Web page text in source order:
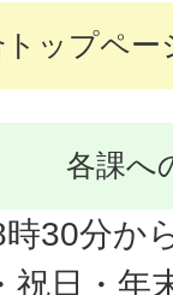
トップペー
各課へ
時30分か
祝日・年